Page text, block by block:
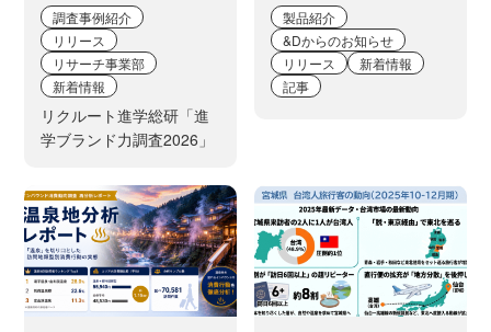
調査事例紹介
リリース
リサーチ事業部
新着情報
リクルート進学総研「進
学ブランド力調査2026」
製品紹介
&Dからのお知らせ
リリース
新着情報
記事